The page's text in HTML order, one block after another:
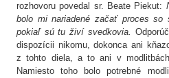
rozhovoru povedal sr. Beate Piekut:
bolo mi nariadené začať proces so
pokiaľ sú tu živí svedkovia.
dispozícii nikomu, dokonca ani
z tohto diela, a to ani v
Namiesto toho bolo potrebné